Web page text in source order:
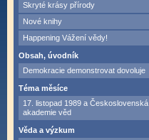
Skryté krásy přírody
Nové knihy
Happening Vážení vědy!
Obsah, úvodník
Demokracie demonstrovat dovoluje
Téma měsíce
17. listopad 1989 a Československá
akademie věd
Věda a výzkum